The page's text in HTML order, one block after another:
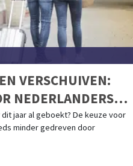
VERSCHUIVEN:
NEDERLANDERS
dit jaar al geboekt? De keuze voor
minder gedreven door